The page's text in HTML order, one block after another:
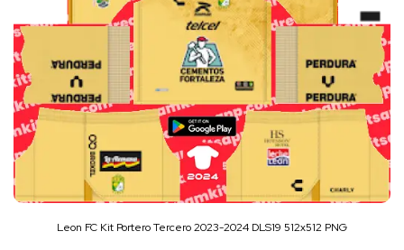
Leon FC Kit Portero Tercero 2023-2024 DLS19 512x512 PNG